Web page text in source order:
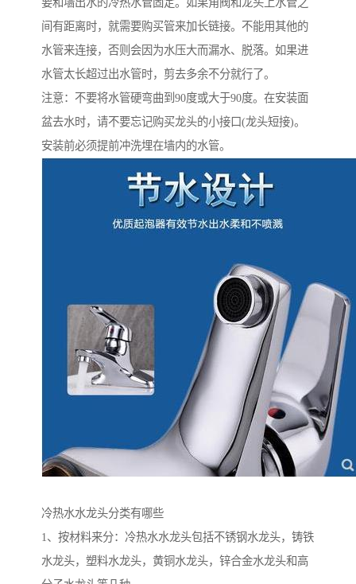
要和墙出水的冷热水管固定。如果角阀和龙头上水管之
间有距离时，就需要购买管来加长链接。不能用其他的
水管来连接，否则会因为水压大而漏水、脱落。如果进
水管太长超过出水管时，剪去多余不分就行了。
注意：不要将水管硬弯曲到90度或大于90度。在安装面
盆去水时，请不要忘记购买龙头的小接口(龙头短接)。
安装前必须提前冲洗埋在墙内的水管。
冷热水水龙头分类有哪些
1、按材料来分：冷热水水龙头包括不锈钢水龙头，铸铁
水龙头，塑料水龙头，黄铜水龙头，锌合金水龙头和高